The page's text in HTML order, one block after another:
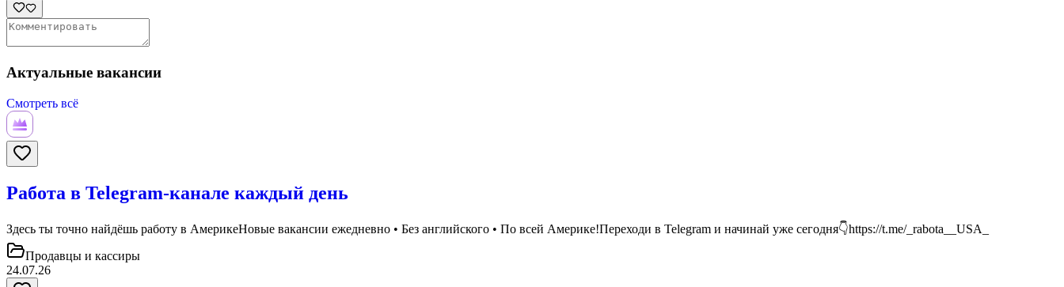
Актуальные вакансии
Смотреть всё
Работа в Telegram-канале каждый день
Здесь ты точно найдёшь работу в АмерикеНовые вакансии ежедневно • Без английского • По всей Америке!Переходи в Telegram и начинай уже сегодня👇https://t.me/_rabota__USA_
Продавцы и кассиры
24.07.26